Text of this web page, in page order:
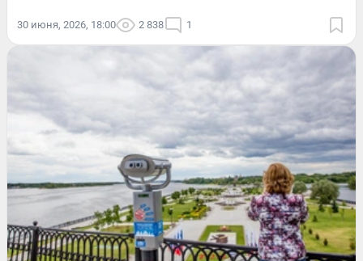
30 июня, 2026, 18:00 2 838 1